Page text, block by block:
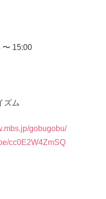
〜 15:00
ズム
gobugobu/
cc0E2W4ZmSQ